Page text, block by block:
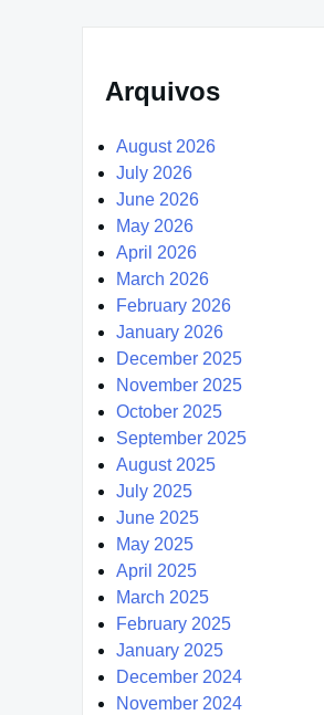
Arquivos
August 2026
July 2026
June 2026
May 2026
April 2026
March 2026
February 2026
January 2026
December 2025
November 2025
October 2025
September 2025
August 2025
July 2025
June 2025
May 2025
April 2025
March 2025
February 2025
January 2025
December 2024
November 2024